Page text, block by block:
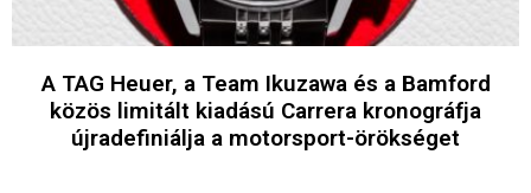
A TAG Heuer, a Team Ikuzawa és a Bamford
közös limitált kiadású Carrera kronográfja
újradefiniálja a motorsport-örökséget